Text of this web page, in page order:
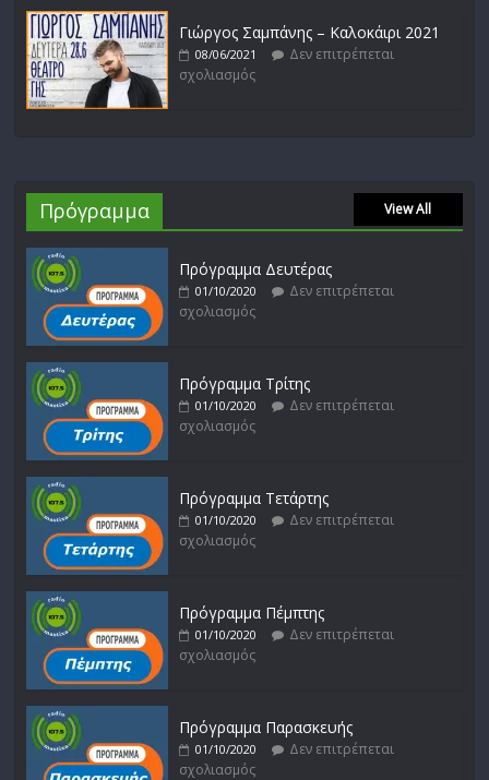
Γιώργος Σαμπάνης – Καλοκάιρι 2021
08/06/2021
Δεν επιτρέπεται
σχολιασμός
Πρόγραμμα View All
Πρόγραμμα Δευτέρας
01/10/2020
Δεν επιτρέπεται
σχολιασμός
Πρόγραμμα Τρίτης
01/10/2020
Δεν επιτρέπεται
σχολιασμός
Πρόγραμμα Τετάρτης
01/10/2020
Δεν επιτρέπεται
σχολιασμός
Πρόγραμμα Πέμπτης
01/10/2020
Δεν επιτρέπεται
σχολιασμός
Πρόγραμμα Παρασκευής
01/10/2020
Δεν επιτρέπεται
σχολιασμός